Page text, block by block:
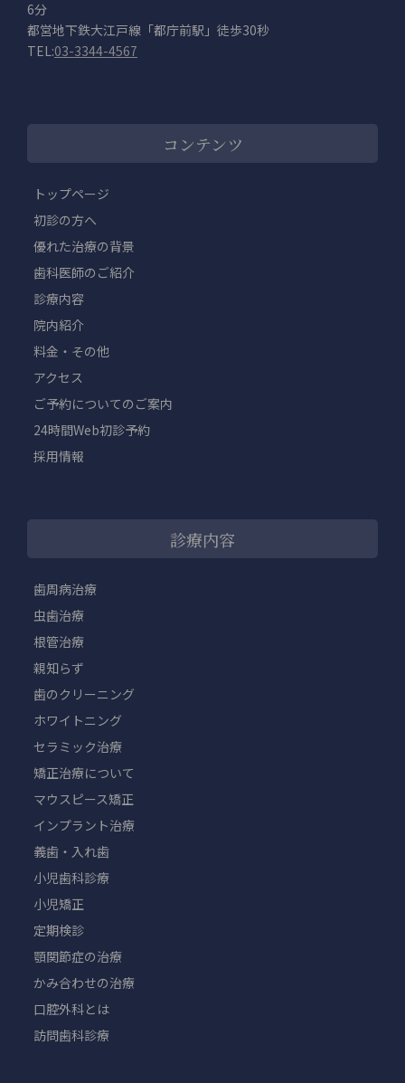
6分
都営地下鉄大江戸線「都庁前駅」徒歩30秒
TEL:03-3344-4567
コンテンツ
トップページ
初診の方へ
優れた治療の背景
歯科医師のご紹介
診療内容
院内紹介
料金・その他
アクセス
ご予約についてのご案内
24時間Web初診予約
採用情報
診療内容
歯周病治療
虫歯治療
根管治療
親知らず
歯のクリーニング
ホワイトニング
セラミック治療
矯正治療について
マウスピース矯正
インプラント治療
義歯・入れ歯
小児歯科診療
小児矯正
定期検診
顎関節症の治療
かみ合わせの治療
口腔外科とは
訪問歯科診療